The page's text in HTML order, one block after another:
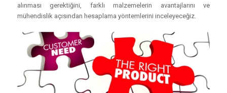
alınması gerektiğini, farklı malzemelerin avantajlarını ve
mühendislik açısından hesaplama yöntemlerini inceleyeceğiz.